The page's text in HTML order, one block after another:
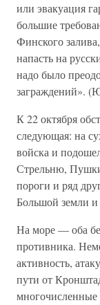
или эвакуация
большие
Финского
напасть на
надо было
заграждений».
К 22 октября
следующая: на
войска и
Стрельню,
пороги и ряд
Большой земли и
На море — оба
противника.
активность,
пути от